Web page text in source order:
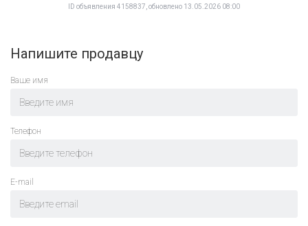
ID объявления 4158837, обновлено 13.05.2026 08:00
Напишите продавцу
Ваше имя
Телефон
E-mail